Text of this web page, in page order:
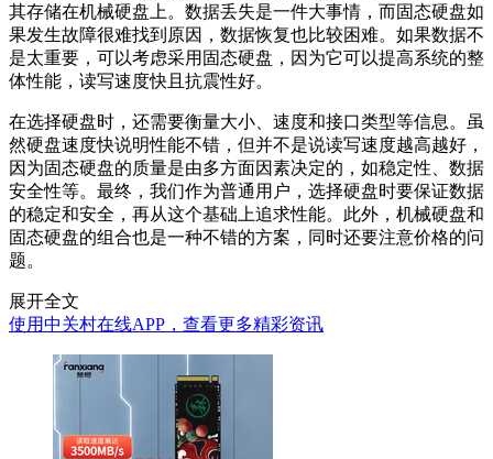
其存储在机械硬盘上。数据丢失是一件大事情，而固态硬盘如
果发生故障很难找到原因，数据恢复也比较困难。如果数据不
是太重要，可以考虑采用固态硬盘，因为它可以提高系统的整
体性能，读写速度快且抗震性好。
在选择硬盘时，还需要衡量大小、速度和接口类型等信息。虽
然硬盘速度快说明性能不错，但并不是说读写速度越高越好，
因为固态硬盘的质量是由多方面因素决定的，如稳定性、数据
安全性等。最终，我们作为普通用户，选择硬盘时要保证数据
的稳定和安全，再从这个基础上追求性能。此外，机械硬盘和
固态硬盘的组合也是一种不错的方案，同时还要注意价格的问
题。
展开全文
使用中关村在线APP，查看更多精彩资讯